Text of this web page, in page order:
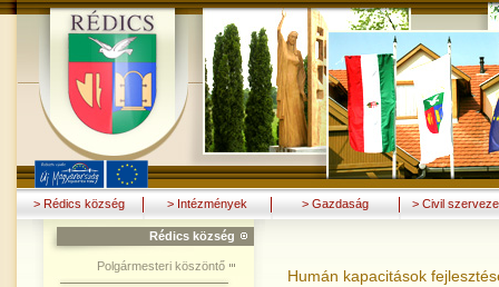
> Rédics község > Intézmények > Gazdaság > Civil
Rédics község
Polgármesteri köszöntő
Humán kapacitások